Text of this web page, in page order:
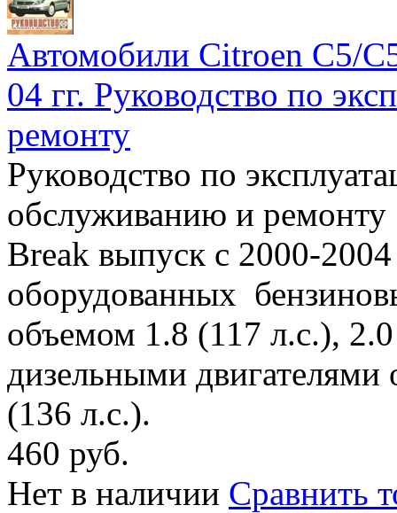
Автомобили Citroen C5/
04 гг. Руководство по
ремонту
Руководство по
обслуживанию и
Break выпуск с 2000-2004
оборудованных
объемом 1.8 (117 л.с.),
дизельными
(136 л.с.).
460 руб.
Нет в наличии Сравнить